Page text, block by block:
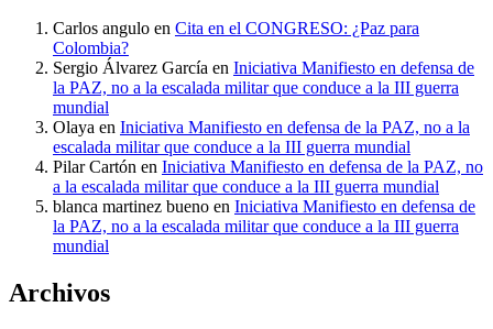
Carlos angulo en Cita en el CONGRESO: ¿Paz para
Colombia?
Sergio Álvarez García en Iniciativa Manifiesto en defensa de
la PAZ, no a la escalada militar que conduce a la III guerra
mundial
Olaya en Iniciativa Manifiesto en defensa de la PAZ, no a la
escalada militar que conduce a la III guerra mundial
Pilar Cartón en Iniciativa Manifiesto en defensa de la PAZ, no
a la escalada militar que conduce a la III guerra mundial
blanca martinez bueno en Iniciativa Manifiesto en defensa de
la PAZ, no a la escalada militar que conduce a la III guerra
mundial
Archivos